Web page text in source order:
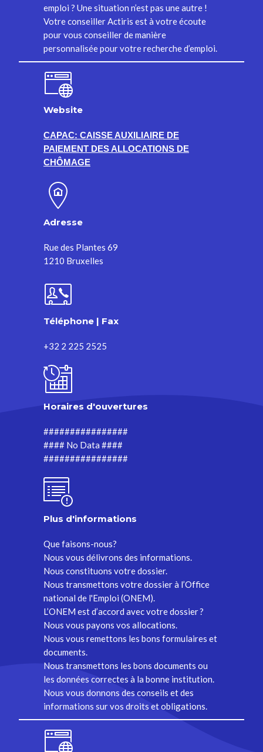
emploi ? Une situation n’est pas une autre !
Votre conseiller Actiris est à votre écoute
pour vous conseiller de manière
personnalisée pour votre recherche d’emploi.
Website
CAPAC: CAISSE AUXILIAIRE DE
PAIEMENT DES ALLOCATIONS DE
CHÔMAGE
Adresse
Rue des Plantes 69
1210 Bruxelles
Téléphone | Fax
+32 2 225 2525
Horaires d'ouvertures
################
#### No Data ####
################
Plus d'informations
Que faisons-nous?
Nous vous délivrons des informations.
Nous constituons votre dossier.
Nous transmettons votre dossier à l’Office
national de l'Emploi (ONEM).
L’ONEM est d’accord avec votre dossier ?
Nous vous payons vos allocations.
Nous vous remettons les bons formulaires et
documents.
Nous transmettons les bons documents ou
les données correctes à la bonne institution.
Nous vous donnons des conseils et des
informations sur vos droits et obligations.